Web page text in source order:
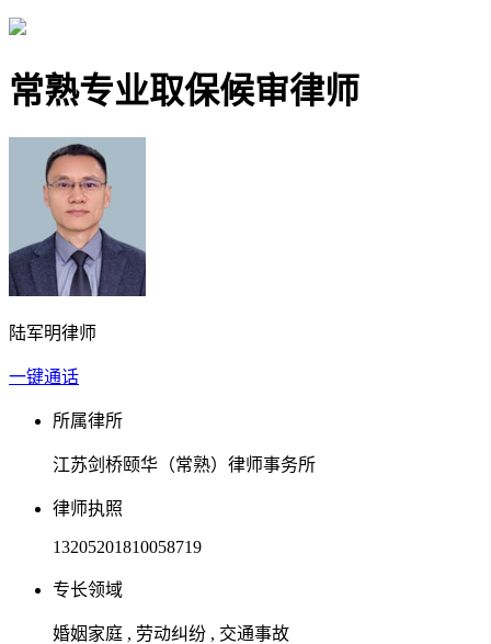
常熟专业取保候审律师
陆军明律师
一键通话
所属律所
江苏剑桥颐华（常熟）律师事务所
律师执照
13205201810058719
专长领域
婚姻家庭 , 劳动纠纷 , 交通事故